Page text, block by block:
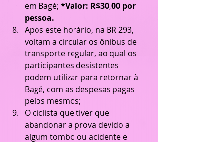
em Bagé; *Valor: R$30,00 por
pessoa.
Após este horário, na BR 293,
voltam a circular os ônibus de
transporte regular, ao qual os
participantes desistentes
podem utilizar para retornar à
Bagé, com as despesas pagas
pelos mesmos;
O ciclista que tiver que
abandonar a prova devido a
algum tombo ou acidente e